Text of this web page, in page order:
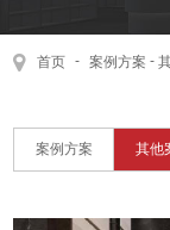
首页 - 案例方案 -
案例方案 其他